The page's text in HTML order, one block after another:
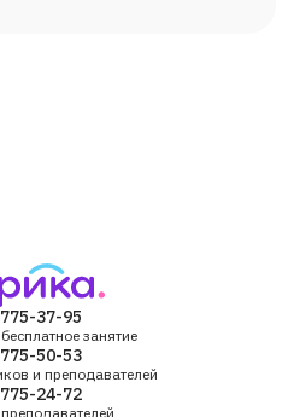
37-95
занятие
50-53
и преподавателей
24-72